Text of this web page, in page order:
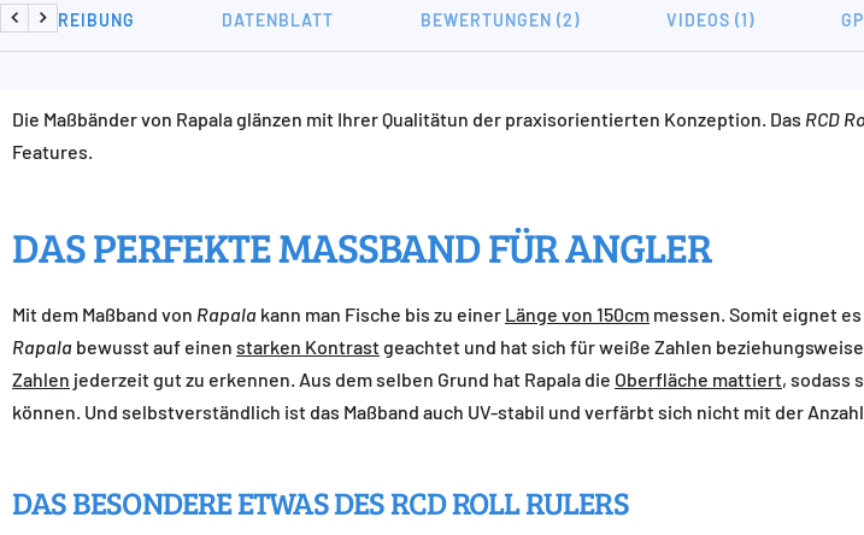
BESCHREIBUNG DATENBLATT BEWERTUNGEN (2) VIDEOS (1)
Zurück
Weiter
Die Maßbänder von Rapala glänzen mit Ihrer Qualitätun der praxisorientierten Konzeption. Das RCD
Features.
DAS PERFEKTE MASSBAND FÜR ANGLER
Mit dem Maßband von Rapala kann man Fische bis zu einer Länge von 150cm messen. Somit eignet
Rapala bewusst auf einen starken Kontrastgeachtet und hat sich für weiße Zahlen
Zahlen jederzeit gut zu erkennen. Aus dem selben Grund hat Rapala die Oberfläche mattiert, sodass
können. Und selbstverständlich ist das Maßband auch UV-stabil und verfärbt sich nicht mit der
DAS BESONDERE ETWAS DES RCD ROLL RULERS